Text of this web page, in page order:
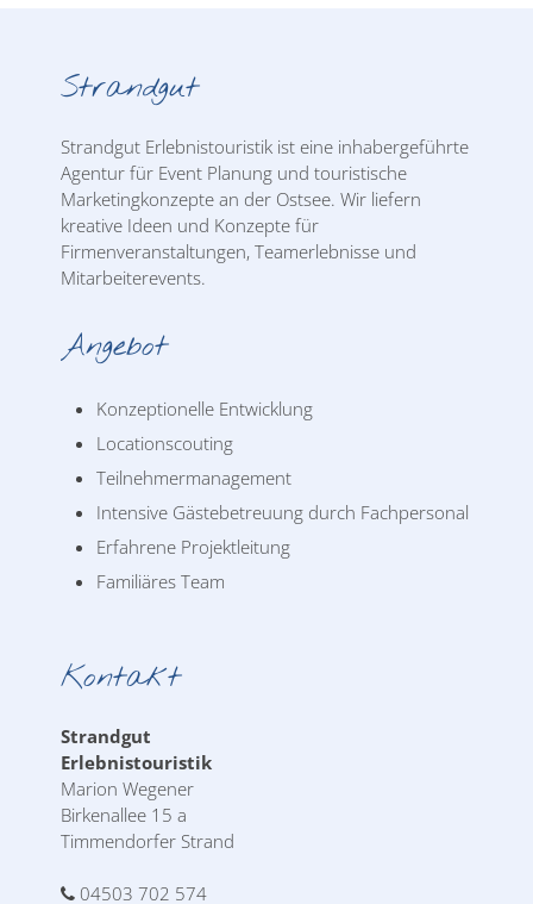
Strandgut
Strandgut Erlebnistouristik ist eine inhabergeführte
Agentur für Event Planung und touristische
Marketingkonzepte an der Ostsee. Wir liefern
kreative Ideen und Konzepte für
Firmenveranstaltungen, Teamerlebnisse und
Mitarbeiterevents.
Angebot
Konzeptionelle Entwicklung
Locationscouting
Teilnehmermanagement
Intensive Gästebetreuung durch Fachpersonal
Erfahrene Projektleitung
Familiäres Team
Kontakt
Strandgut
Erlebnistouristik
Marion Wegener
Birkenallee 15 a
Timmendorfer Strand
04503 702 574